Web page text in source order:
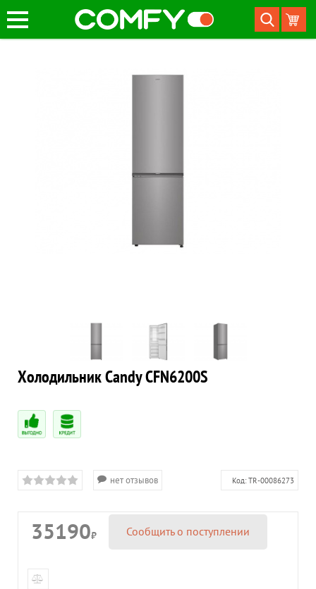
Холодильник Candy CFN6200S
нет отзывов Код: TR-00086273
35190₽ Сообщить о поступлении